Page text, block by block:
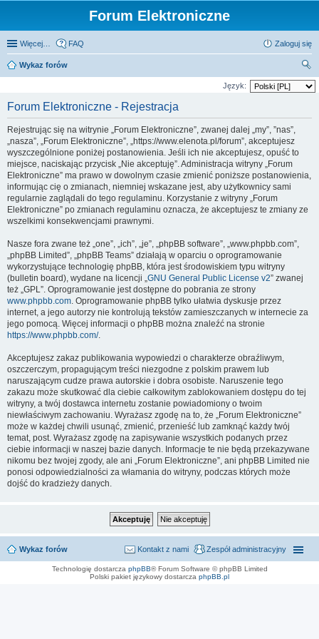
Forum Elektroniczne
Więcej… FAQ Zaloguj się
Wykaz forów
zu
Język:
Forum Elektroniczne - Rejestracja
Rejestrując się na witrynie „Forum Elektroniczne”, zwanej dalej „my”, ”nas”,
„nasza”, „Forum Elektroniczne”, „https://www.elenota.pl/forum”, akceptujesz
wyszczególnione poniżej postanowienia. Jeśli ich nie akceptujesz, opuść to
miejsce, naciskając przycisk „Nie akceptuję”. Administracja witryny „Forum
Elektroniczne” ma prawo w dowolnym czasie zmienić poniższe postanowienia,
informując cię o zmianach, niemniej wskazane jest, aby użytkownicy sami
regularnie zaglądali do tego regulaminu. Korzystanie z witryny „Forum
Elektroniczne” po zmianach regulaminu oznacza, że akceptujesz te zmiany ze
wszelkimi konsekwencjami prawnymi.
Nasze fora zwane też „one”, „ich”, „je”, „phpBB software”, „www.phpbb.com”,
„phpBB Limited”, „phpBB Teams” działają w oparciu o oprogramowanie
wykorzystujące technologię phpBB, która jest środowiskiem typu witryny
(bulletin board), wydane na licencji „GNU General Public License v2” zwanej
też „GPL”. Oprogramowanie jest dostępne do pobrania ze strony
www.phpbb.com. Oprogramowanie phpBB tylko ułatwia dyskusje przez
internet, a jego autorzy nie kontrolują tekstów zamieszczanych w internecie za
jego pomocą. Więcej informacji o phpBB można znaleźć na stronie
https://www.phpbb.com/.
Akceptujesz zakaz publikowania wypowiedzi o charakterze obraźliwym,
oszczerczym, propagującym treści niezgodne z polskim prawem lub
naruszającym cudze prawa autorskie i dobra osobiste. Naruszenie tego
zakazu może skutkować dla ciebie całkowitym zablokowaniem dostępu do tej
witryny, a twój dostawca internetu zostanie powiadomiony o twoim
niewłaściwym zachowaniu. Wyrażasz zgodę na to, że „Forum Elektroniczne”
może w każdej chwili usunąć, zmienić, przenieść lub zamknąć każdy twój
temat, post. Wyrażasz zgodę na zapisywanie wszystkich podanych przez
ciebie informacji w naszej bazie danych. Informacje te nie będą przekazywane
nikomu bez twojej zgody, ale ani „Forum Elektroniczne”, ani phpBB Limited nie
ponosi odpowiedzialności za włamania do witryny, podczas których może
dojść do kradzieży danych.
Wykaz forów Zespół administracyjny
Kontakt z nami
Technologię dostarcza phpBB® Forum Software © phpBB Limited
Polski pakiet językowy dostarcza phpBB.pl